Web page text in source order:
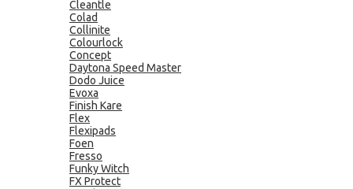
Cleantle
Colad
Collinite
Colourlock
Concept
Daytona Speed Master
Dodo Juice
Evoxa
Finish Kare
Flex
Flexipads
Foen
Fresso
Funky Witch
FX Protect